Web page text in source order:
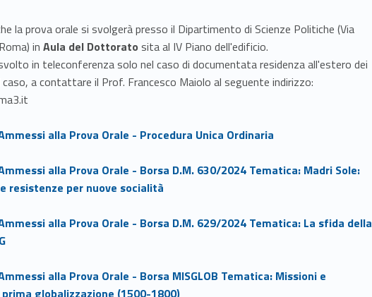
la prova orale si svolgerà presso il Dipartimento di Scienze Politiche (Via
in Aula del Dottorato sita al IV Piano dell'edificio.
in teleconferenza solo nel caso di documentata residenza all'estero dei
a contattare il Prof. Francesco Maiolo al seguente indirizzo:
alla Prova Orale - Procedura Unica Ordinaria
alla Prova Orale - Borsa D.M. 630/2024 Tematica: Madri Sole:
resistenze per nuove socialità
alla Prova Orale - Borsa D.M. 629/2024 Tematica: La sfida della
alla Prova Orale - Borsa MISGLOB Tematica: Missioni e
globalizzazione (1500-1800)